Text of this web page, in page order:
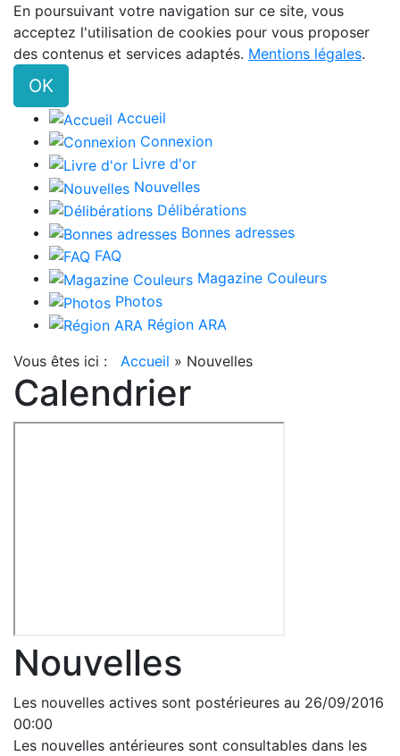
En poursuivant votre navigation sur ce site, vous
acceptez l'utilisation de cookies pour vous proposer
des contenus et services adaptés. Mentions légales.
OK
Accueil
Connexion
Livre d'or
Nouvelles
Délibérations
Bonnes adresses
FAQ
Magazine Couleurs
Photos
Région ARA
Vous êtes ici : Accueil » Nouvelles
Calendrier
Nouvelles
Les nouvelles actives sont postérieures au 26/09/2016
00:00
Les nouvelles antérieures sont consultables dans les